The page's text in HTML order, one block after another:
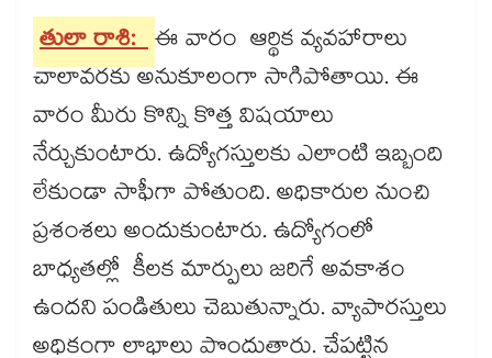
తులా రాశి:ఈ వారం ఆర్థిక వ్యవహారాలు
చాలావరకు అనుకూలంగా సాగిపోతాయి. ఈ
వారం మీరు కొన్ని కొత్త విషయాలు
నేర్చుకుంటారు. ఉద్యోగస్తులకు ఎలాంటి ఇబ్బంది
లేకుండా సాఫీగా పోతుంది. అధికారుల నుంచి
ప్రశంశలు అందుకుంటారు. ఉద్యోగంలో
బాధ్యతల్లో కీలక మార్పులు జరిగే అవకాశం
ఉందని పండితులు చెబుతున్నారు. వ్యాపారస్తులు
అధికంగా లాభాలు పొందుతారు. చేపట్టిన